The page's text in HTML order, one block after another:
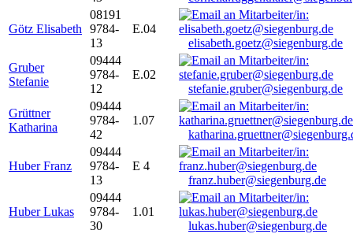
Götz Elisabeth
08191
9784-
13
E.04
elisabeth.goetz@siegenburg.de
Gruber
Stefanie
09444
9784-
12
E.02
stefanie.gruber@siegenburg.de
Grüttner
Katharina
09444
9784-
42
1.07
Huber Franz
09444
9784-
13
E 4
franz.huber@siegenburg.de
Huber Lukas
09444
9784-
30
1.01
lukas.huber@siegenburg.de